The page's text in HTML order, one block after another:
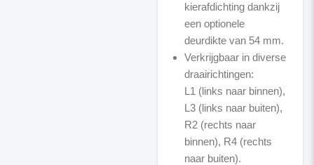
kierafdichting dankzij
een optionele
deurdikte van 54 mm.
Verkrijgbaar in diverse
draairichtingen:
L1 (links naar binnen),
L3 (links naar buiten),
R2 (rechts naar
binnen), R4 (rechts
naar buiten).